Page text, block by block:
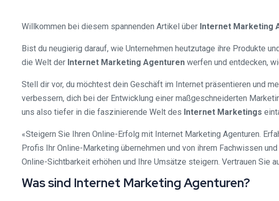
Willkommen bei diesem spannenden Artikel über Internet Marketing
Bist du neugierig darauf, wie Unternehmen heutzutage ihre Produkte
die Welt der Internet Marketing Agenturen werfen und entdecken,
Stell dir vor, du möchtest dein Geschäft im Internet präsentieren und
verbessern, dich bei der Entwicklung einer maßgeschneiderten
uns also tiefer in die faszinierende Welt des Internet Marketings
«Steigern Sie Ihren Online-Erfolg mit Internet Marketing Agenturen.
Profis Ihr Online-Marketing übernehmen und von ihrem Fachwissen
Online-Sichtbarkeit erhöhen und Ihre Umsätze steigern. Vertrauen Sie
Was sind Internet Marketing Agenturen?